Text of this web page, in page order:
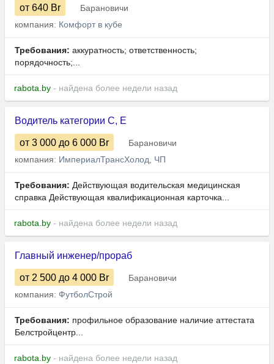
от 640 Br
Барановичи
компания: Комфорт в кубе
Требования: аккуратность; ответственность;
порядочность;...
rabota.by - найдена более недели назад
Водитель категории C, Е
от 3 000 до 6 000 Br
Барановичи
компания: ИмпериалТрансХолод, ЧП
Требования: Действующая водительская медицинская
справка Действующая квалификационная карточка...
rabota.by - найдена более недели назад
Главный инженер/прораб
от 2 500 до 4 000 Br
Барановичи
компания: ФутболСтрой
Требования: профильное образование наличие аттестата
Белстройцентр...
rabota.by - найдена более недели назад